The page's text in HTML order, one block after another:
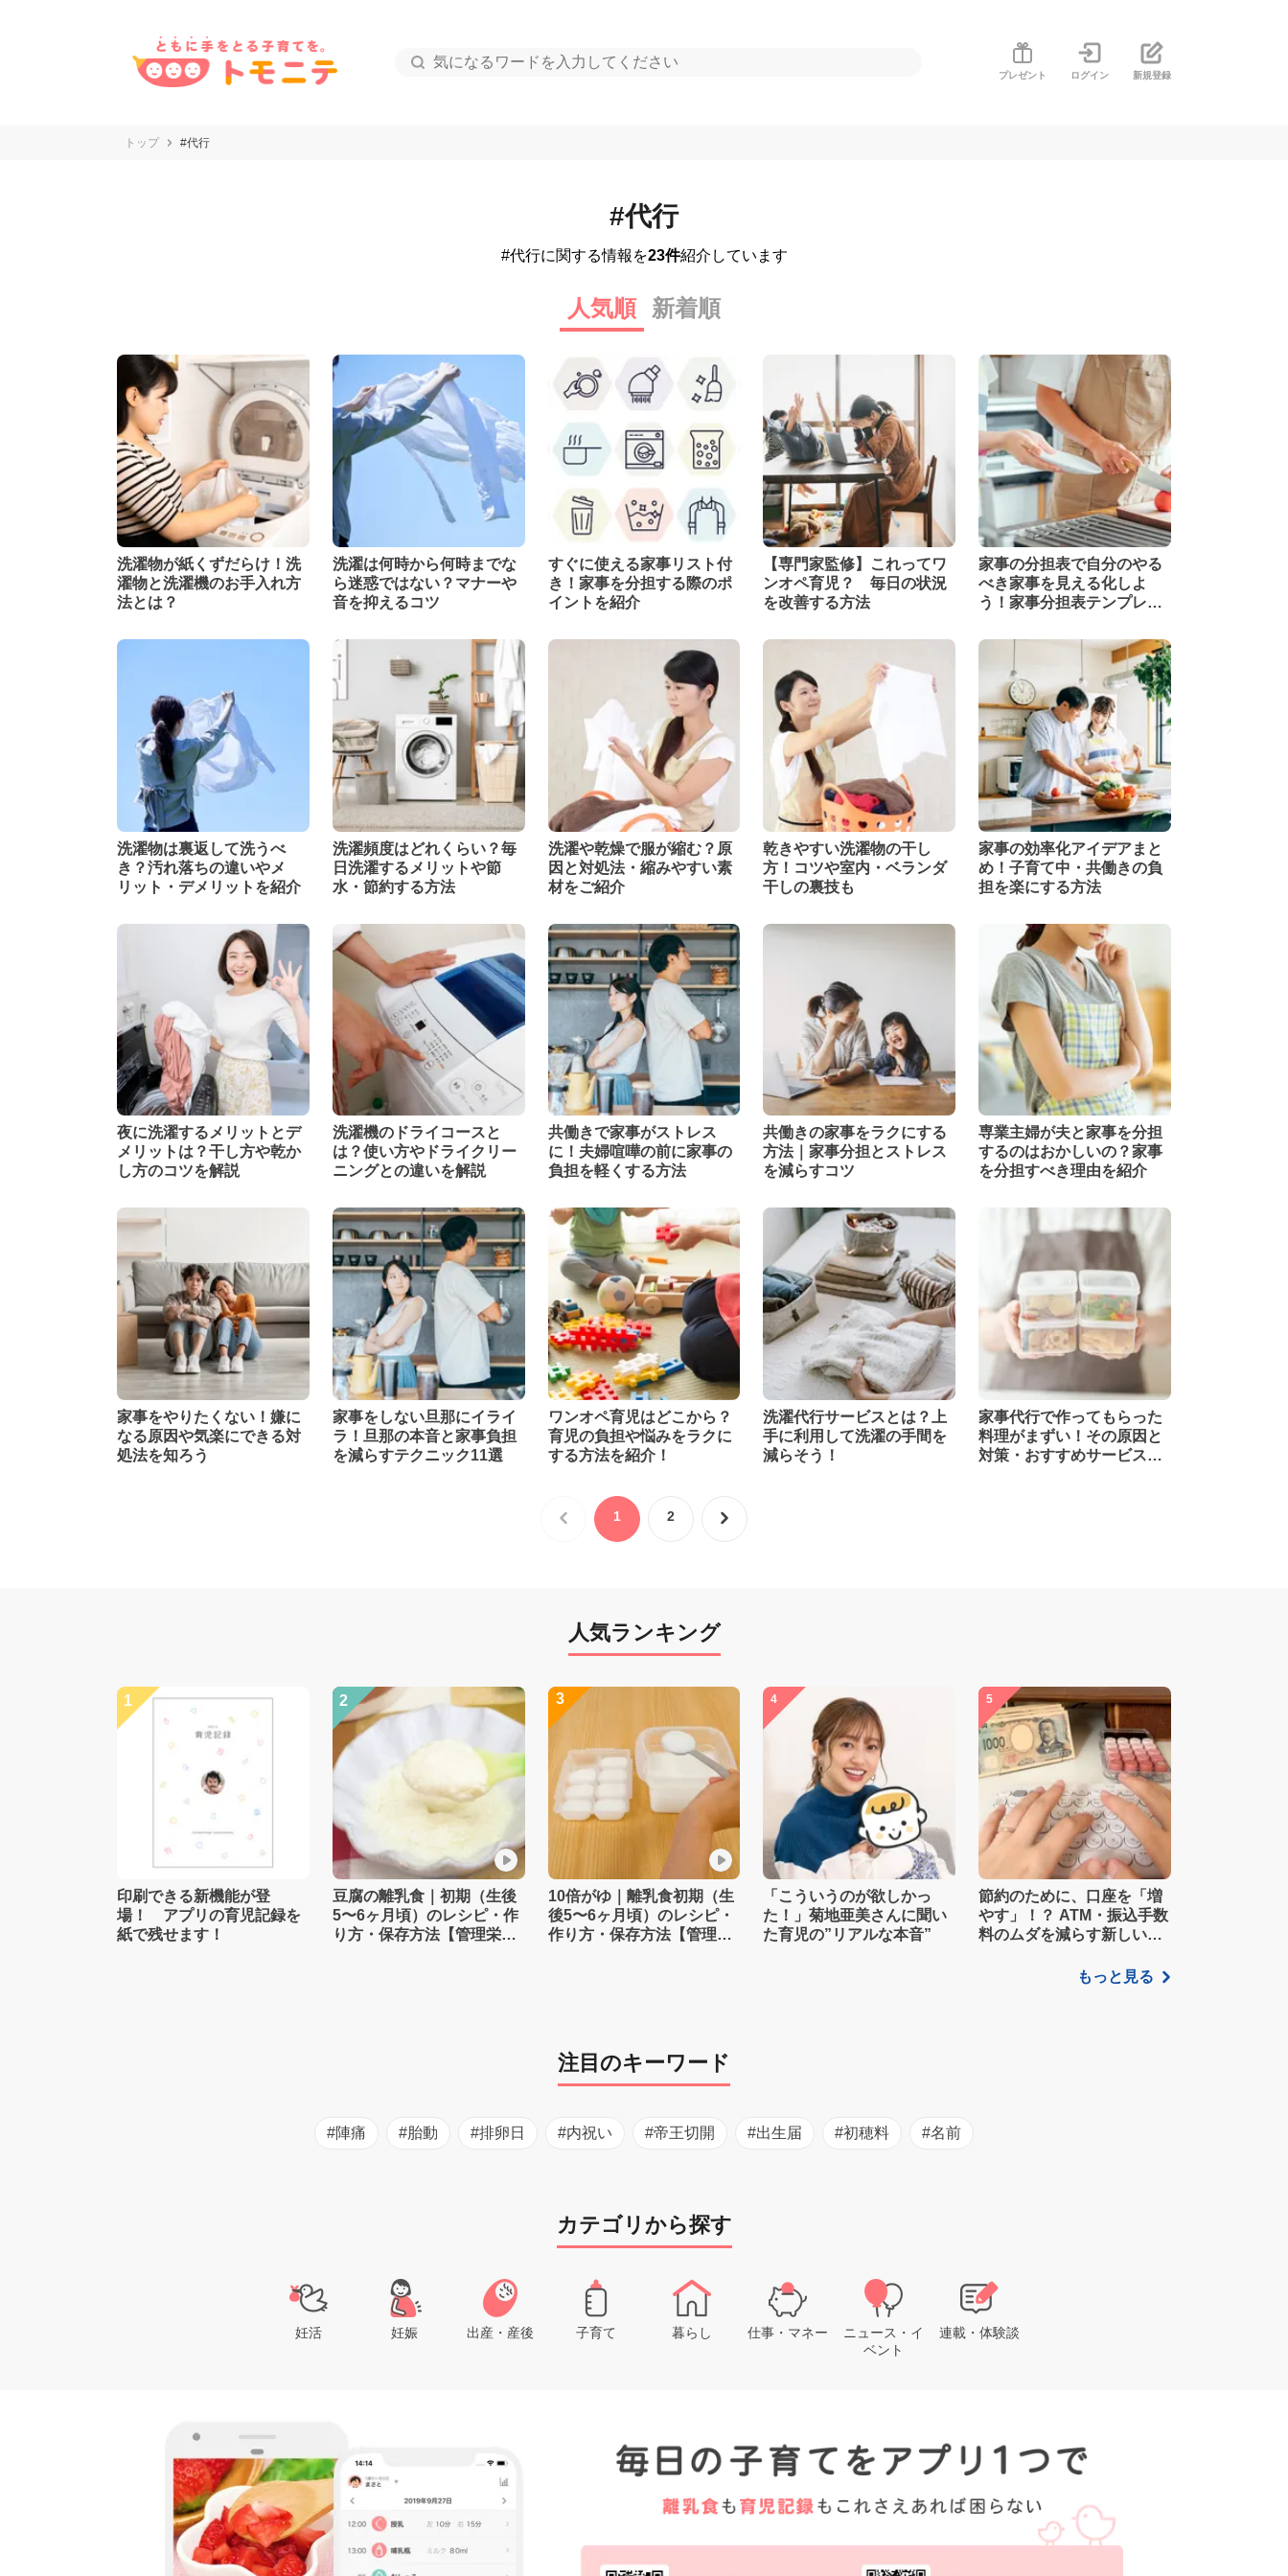
プレゼント ログイン 新規登録
トップ #代行
#代行
#代行に関する情報を23件紹介しています
人気順 新着順
洗濯物が紙くずだらけ！洗
濯物と洗濯機のお手入れ方
法とは？
洗濯は何時から何時までな
ら迷惑ではない？マナーや
音を抑えるコツ
すぐに使える家事リスト付
き！家事を分担する際のポ
イントを紹介
【専門家監修】これってワ
ンオペ育児？ 毎日の状況
を改善する方法
家事の分担表で自分のやる
べき家事を見える化しよ
う！家事分担表テンプレー
洗濯物は裏返して洗うべ
き？汚れ落ちの違いやメ
リット・デメリットを紹介
洗濯頻度はどれくらい？毎
日洗濯するメリットや節
水・節約する方法
洗濯や乾燥で服が縮む？原
因と対処法・縮みやすい素
材をご紹介
乾きやすい洗濯物の干し
方！コツや室内・ベランダ
干しの裏技も
家事の効率化アイデアまと
め！子育て中・共働きの負
担を楽にする方法
夜に洗濯するメリットとデ
メリットは？干し方や乾か
し方のコツを解説
洗濯機のドライコースと
は？使い方やドライクリー
ニングとの違いを解説
共働きで家事がストレス
に！夫婦喧嘩の前に家事の
負担を軽くする方法
共働きの家事をラクにする
方法｜家事分担とストレス
を減らすコツ
専業主婦が夫と家事を分担
するのはおかしいの？家事
を分担すべき理由を紹介
家事をやりたくない！嫌に
なる原因や気楽にできる対
処法を知ろう
家事をしない旦那にイライ
ラ！旦那の本音と家事負担
を減らすテクニック11選
ワンオペ育児はどこから？
育児の負担や悩みをラクに
する方法を紹介！
洗濯代行サービスとは？上
手に利用して洗濯の手間を
減らそう！
家事代行で作ってもらった
料理がまずい！その原因と
対策・おすすめサービスを
1 2
人気ランキング
1
印刷できる新機能が登
場！ アプリの育児記録を
紙で残せます！
2
豆腐の離乳食｜初期（生後
5〜6ヶ月頃）のレシピ・作
り方・保存方法【管理栄養
3
10倍がゆ｜離乳食初期（生
後5〜6ヶ月頃）のレシピ・
作り方・保存方法【管理栄
4
「こういうのが欲しかっ
た！」菊地亜美さんに聞い
た育児の”リアルな本音”
5
節約のために、口座を「増
やす」！？ ATM・振込手数
料のムダを減らす新しい家
もっと見る
注目のキーワード
#陣痛 #胎動 #排卵日 #内祝い #帝王切開 #出生届 #初穂料 #名前
カテゴリから探す
妊活 妊娠 出産・産後 子育て 暮らし 仕事・マネー
ニュース・イ
ベント
連載・体験談